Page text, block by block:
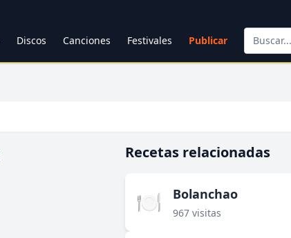
Discos Canciones Festivales Publicar
Recetas relacionadas
🍽️ Bolanchao
967 visitas